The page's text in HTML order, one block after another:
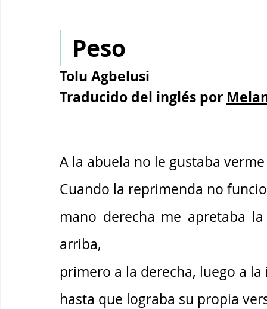
Peso
Tolu Agbelusi
Traducido del inglés por
A la abuela no le gustaba
Cuando la reprimenda no
mano derecha me apretaba
arriba,
primero a la derecha, luego a
hasta que lograba su propia